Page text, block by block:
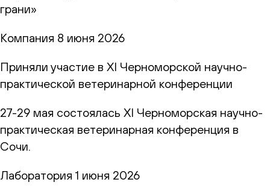
грани»
Компания 8 июня 2026
Приняли участие в XI Черноморской научно-
практической ветеринарной конференции
27-29 мая состоялась XI Черноморская научно-
практическая ветеринарная конференция в
Сочи.
Лаборатория 1 июня 2026